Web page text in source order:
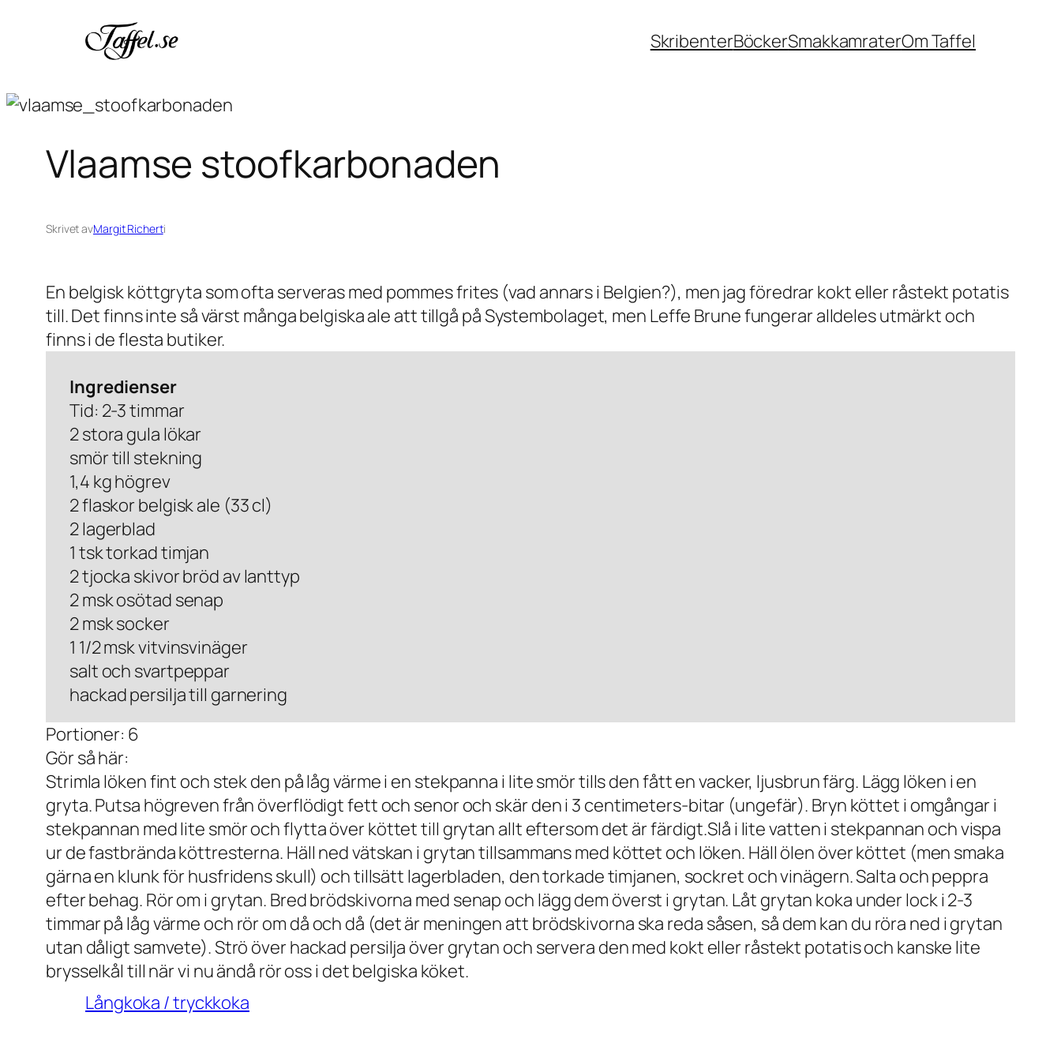
SkribenterBöckerSmakkamraterOm Taffel
Vlaamse stoofkarbonaden
Skrivet avMargit Richerti
En belgisk köttgryta som ofta serveras med pommes frites (vad annars i Belgien?), men jag föredrar kokt eller råstekt potatis
till. Det finns inte så värst många belgiska ale att tillgå på Systembolaget, men Leffe Brune fungerar alldeles utmärkt och
finns i de flesta butiker.
Ingredienser
Tid: 2-3 timmar
2 stora gula lökar
smör till stekning
1,4 kg högrev
2 flaskor belgisk ale (33 cl)
2 lagerblad
1 tsk torkad timjan
2 tjocka skivor bröd av lanttyp
2 msk osötad senap
2 msk socker
1 1/2 msk vitvinsvinäger
salt och svartpeppar
hackad persilja till garnering
Portioner: 6
Gör så här:
Strimla löken fint och stek den på låg värme i en stekpanna i lite smör tills den fått en vacker, ljusbrun färg. Lägg löken i en
gryta. Putsa högreven från överflödigt fett och senor och skär den i 3 centimeters-bitar (ungefär). Bryn köttet i omgångar i
stekpannan med lite smör och flytta över köttet till grytan allt eftersom det är färdigt.Slå i lite vatten i stekpannan och vispa
ur de fastbrända köttresterna. Häll ned vätskan i grytan tillsammans med köttet och löken. Häll ölen över köttet (men smaka
gärna en klunk för husfridens skull) och tillsätt lagerbladen, den torkade timjanen, sockret och vinägern. Salta och peppra
efter behag. Rör om i grytan. Bred brödskivorna med senap och lägg dem överst i grytan. Låt grytan koka under lock i 2-3
timmar på låg värme och rör om då och då (det är meningen att brödskivorna ska reda såsen, så dem kan du röra ned i grytan
utan dåligt samvete). Strö över hackad persilja över grytan och servera den med kokt eller råstekt potatis och kanske lite
brysselkål till när vi nu ändå rör oss i det belgiska köket.
Långkoka / tryckkoka